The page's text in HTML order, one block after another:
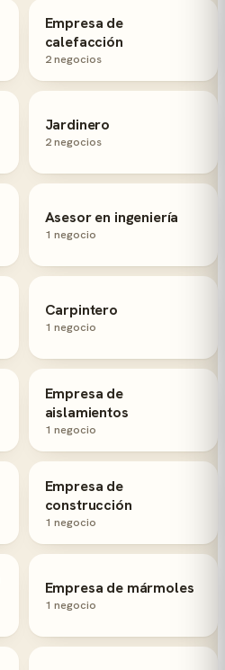
Empresa de
calefacción
2 negocios
Jardinero
2 negocios
Asesor en ingeniería
1 negocio
Carpintero
1 negocio
Empresa de
aislamientos
1 negocio
Empresa de
construcción
1 negocio
Empresa de mármoles
1 negocio